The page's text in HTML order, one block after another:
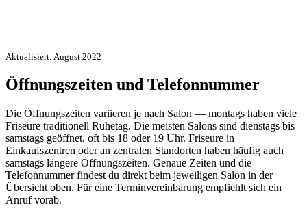
Aktualisiert: August 2022
Öffnungszeiten und Telefonnummer
Die Öffnungszeiten variieren je nach Salon — montags haben viele
Friseure traditionell Ruhetag. Die meisten Salons sind dienstags bis
samstags geöffnet, oft bis 18 oder 19 Uhr. Friseure in
Einkaufszentren oder an zentralen Standorten haben häufig auch
samstags längere Öffnungszeiten. Genaue Zeiten und die
Telefonnummer findest du direkt beim jeweiligen Salon in der
Übersicht oben. Für eine Terminvereinbarung empfiehlt sich ein
Anruf vorab.